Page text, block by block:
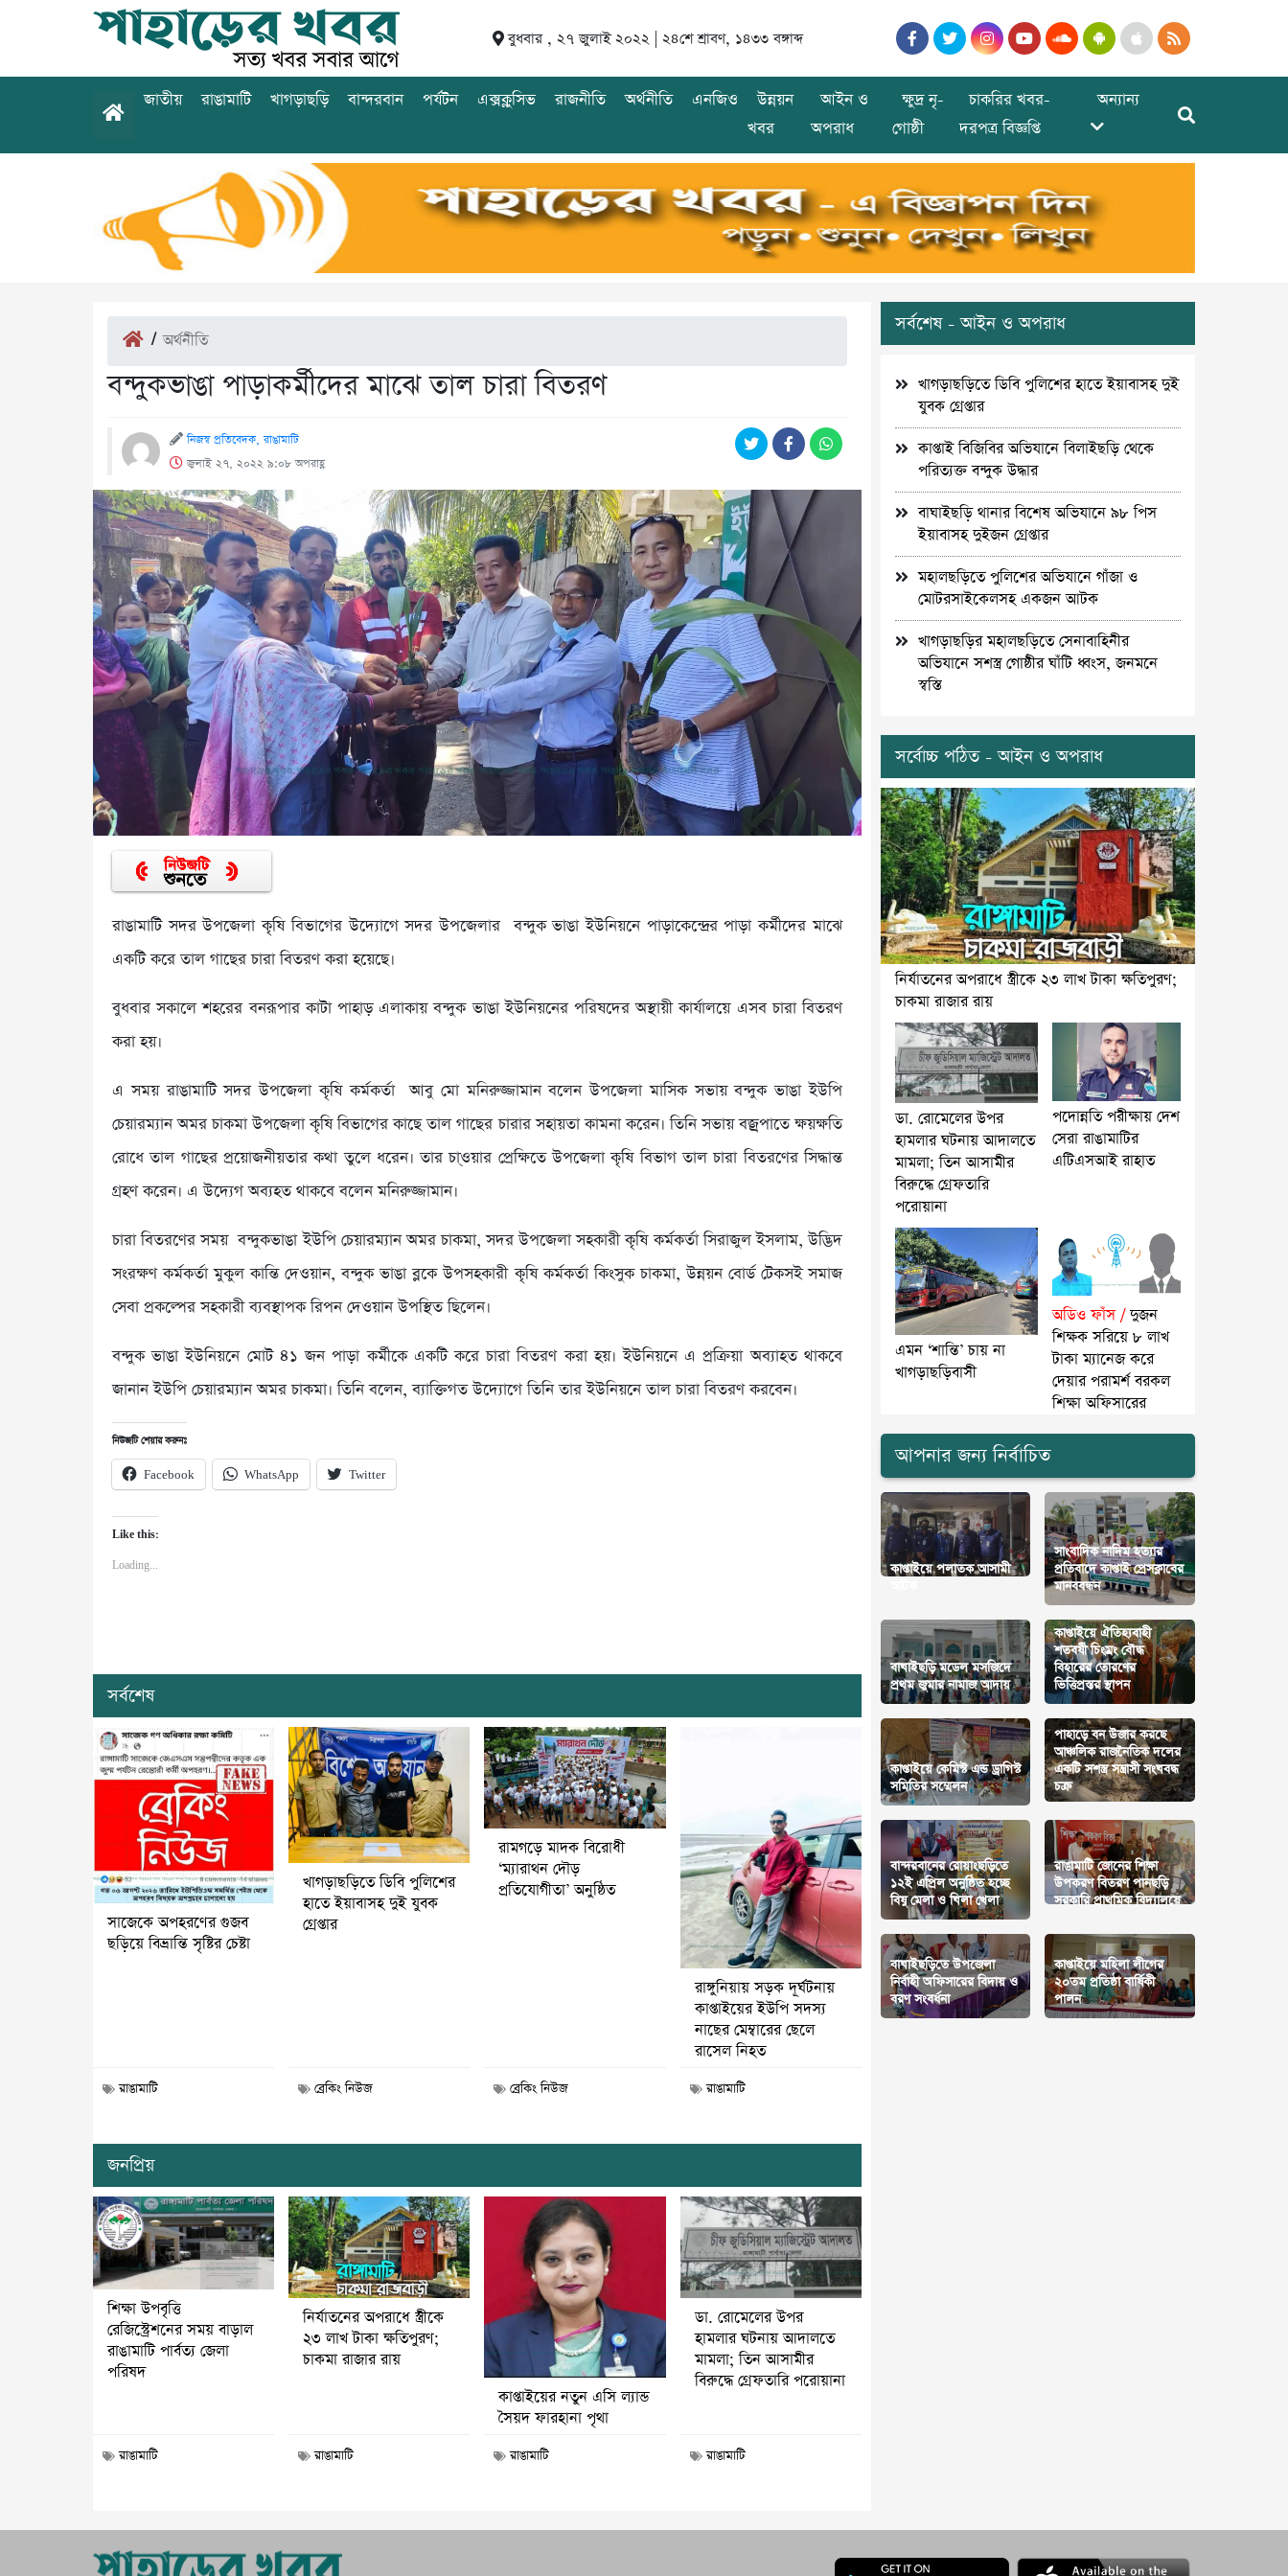
বুধবার , ২৭ জুলাই ২০২২ | ২৪শে শ্রাবণ, ১৪৩৩ বঙ্গাব্দ
জাতীয় রাঙামাটি খাগড়াছড়ি বান্দরবান পর্যটন এক্সক্লুসিভ রাজনীতি অর্থনীতি এনজিও
উন্নয়ন
খবর
আইন ও
অপরাধ
ক্ষুদ্র নৃ-
গোষ্ঠী
চাকরির খবর-
দরপত্র বিজ্ঞপ্তি
অন্যান্য
/অর্থনীতি
বন্দুকভাঙা পাড়াকর্মীদের মাঝে তাল চারা বিতরণ
নিজস্ব প্রতিবেদক, রাঙামাটি
জুলাই ২৭, ২০২২ ৯:০৮ অপরাহ্ণ
রাঙামাটি সদর উপজেলা কৃষি বিভাগের উদ্যোগে সদর উপজেলার বন্দুক ভাঙা ইউনিয়নে পাড়াকেন্দ্রের পাড়া কর্মীদের মাঝে
একটি করে তাল গাছের চারা বিতরণ করা হয়েছে।
বুধবার সকালে শহরের বনরূপার কাটা পাহাড় এলাকায় বন্দুক ভাঙা ইউনিয়নের পরিষদের অস্থায়ী কার্যালয়ে এসব চারা বিতরণ
করা হয়।
এ সময় রাঙামাটি সদর উপজেলা কৃষি কর্মকর্তা আবু মো মনিরুজ্জামান বলেন উপজেলা মাসিক সভায় বন্দুক ভাঙা ইউপি
চেয়ারম্যান অমর চাকমা উপজেলা কৃষি বিভাগের কাছে তাল গাছের চারার সহায়তা কামনা করেন। তিনি সভায় বজ্রপাতে ক্ষয়ক্ষতি
রোধে তাল গাছের প্রয়োজনীয়তার কথা তুলে ধরেন। তার চা্ওয়ার প্রেক্ষিতে উপজেলা কৃষি বিভাগ তাল চারা বিতরণের সিদ্ধান্ত
গ্রহণ করেন। এ উদ্যেগ অব্যহত থাকবে বলেন মনিরুজ্জামান।
চারা বিতরণের সময় বন্দুকভাঙা ইউপি চেয়ারম্যান অমর চাকমা, সদর উপজেলা সহকারী কৃষি কর্মকর্তা সিরাজুল ইসলাম, উদ্ভিদ
সংরক্ষণ কর্মকর্তা মুকুল কান্তি দেওয়ান, বন্দুক ভাঙা ব্লকে উপসহকারী কৃষি কর্মকর্তা কিংসুক চাকমা, উন্নয়ন বোর্ড টেকসই সমাজ
সেবা প্রকল্পের সহকারী ব্যবস্থাপক রিপন দেওয়ান উপস্থিত ছিলেন।
বন্দুক ভাঙা ইউনিয়নে মোট ৪১ জন পাড়া কর্মীকে একটি করে চারা বিতরণ করা হয়। ইউনিয়নে এ প্রক্রিয়া অব্যাহত থাকবে
জানান ইউপি চেয়ারম্যান অমর চাকমা। তিনি বলেন, ব্যাক্তিগত উদ্যোগে তিনি তার ইউনিয়নে তাল চারা বিতরণ করবেন।
নিউজটি শেয়ার করুনঃ
Facebook WhatsApp Twitter
Like this:
Loading...
সর্বশেষ
সাজেকে অপহরণের গুজব
ছড়িয়ে বিভ্রান্তি সৃষ্টির চেষ্টা
রাঙামাটি
খাগড়াছড়িতে ডিবি পুলিশের
হাতে ইয়াবাসহ দুই যুবক
গ্রেপ্তার
ব্রেকিং নিউজ
রামগড়ে মাদক বিরোধী
‘ম্যারাথন দৌড়
প্রতিযোগীতা’ অনুষ্ঠিত
ব্রেকিং নিউজ
রাঙ্গুনিয়ায় সড়ক দূর্ঘটনায়
কাপ্তাইয়ের ইউপি সদস্য
নাছের মেম্বারের ছেলে
রাসেল নিহত
রাঙামাটি
জনপ্রিয়
শিক্ষা উপবৃত্তি
রেজিস্ট্রেশনের সময় বাড়াল
রাঙামাটি পার্বত্য জেলা
পরিষদ
রাঙামাটি
নির্যাতনের অপরাধে স্ত্রীকে
২৩ লাখ টাকা ক্ষতিপুরণ;
চাকমা রাজার রায়
রাঙামাটি
কাপ্তাইয়ের নতুন এসি ল্যান্ড
সৈয়দ ফারহানা পৃথা
রাঙামাটি
ডা. রোমেলের উপর
হামলার ঘটনায় আদালতে
মামলা; তিন আসামীর
বিরুদ্ধে গ্রেফতারি পরোয়ানা
রাঙামাটি
সর্বশেষ - আইন ও অপরাধ
খাগড়াছড়িতে ডিবি পুলিশের হাতে ইয়াবাসহ দুই
যুবক গ্রেপ্তার
কাপ্তাই বিজিবির অভিযানে বিলাইছড়ি থেকে
পরিত্যক্ত বন্দুক উদ্ধার
বাঘাইছড়ি থানার বিশেষ অভিযানে ৯৮ পিস
ইয়াবাসহ দুইজন গ্রেপ্তার
মহালছড়িতে পুলিশের অভিযানে গাঁজা ও
মোটরসাইকেলসহ একজন আটক
খাগড়াছড়ির মহালছড়িতে সেনাবাহিনীর
অভিযানে সশস্ত্র গোষ্ঠীর ঘাঁটি ধ্বংস, জনমনে
স্বস্তি
সর্বোচ্চ পঠিত - আইন ও অপরাধ
নির্যাতনের অপরাধে স্ত্রীকে ২৩ লাখ টাকা ক্ষতিপুরণ;
চাকমা রাজার রায়
ডা. রোমেলের উপর
হামলার ঘটনায় আদালতে
মামলা; তিন আসামীর
বিরুদ্ধে গ্রেফতারি
পরোয়ানা
পদোন্নতি পরীক্ষায় দেশ
সেরা রাঙামাটির
এটিএসআই রাহাত
এমন ‘শান্তি’ চায় না
খাগড়াছড়িবাসী
অডিও ফাঁস /দুজন
শিক্ষক সরিয়ে ৮ লাখ
টাকা ম্যানেজ করে
দেয়ার পরামর্শ বরকল
শিক্ষা অফিসারের
আপনার জন্য নির্বাচিত
কাপ্তাইয়ে পলাতক আসামী
সাংবাদিক নাদিম হত্যার
প্রতিবাদে কাপ্তাই প্রেসক্লাবের
মানববন্ধন
বাঘাইছড়ি মডেল মসজিদে
প্রথম জুমার নামাজ আদায়
কাপ্তাইয়ে ঐতিহ্যবাহী
শতবর্ষী চিংম্রং বৌদ্ধ
বিহারের তোরণের
ভিত্তিপ্রস্তর স্থাপন
কাপ্তাইয়ে কেমিস্ট এন্ড ড্রাগিস্ট
সমিতির সম্মেলন
‎পাহাড়ে বন উজার করছে
আঞ্চলিক রাজনৈতিক দলের
একটি সশস্ত্র সন্ত্রাসী সংঘবদ্ধ
চক্র
বান্দরবানের রোয়াংছড়িতে
১২ই এপ্রিল অনুষ্ঠিত হচ্ছে
বিষু মেলা ও ঘিলা খেলা
রাঙামাটি জোনের শিক্ষা
উপকরণ বিতরণ পানছড়ি
সরকারি প্রাথমিক বিদ্যালয়ে
বাঘাইছড়িতে উপজেলা
নির্বাহী অফিসারের বিদায় ও
বরণ সংবর্ধনা
কাপ্তাইয়ে মহিলা লীগের
২০তম প্রতিষ্ঠা বার্ষিকী
পালন